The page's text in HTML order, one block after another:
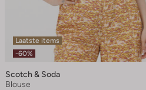
Laatste items
-60%
Scotch & Soda
Blouse